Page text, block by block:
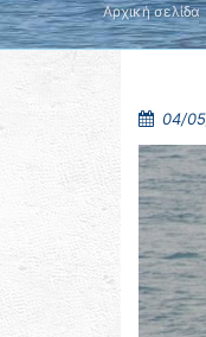
Αρχική σελίδα
04/